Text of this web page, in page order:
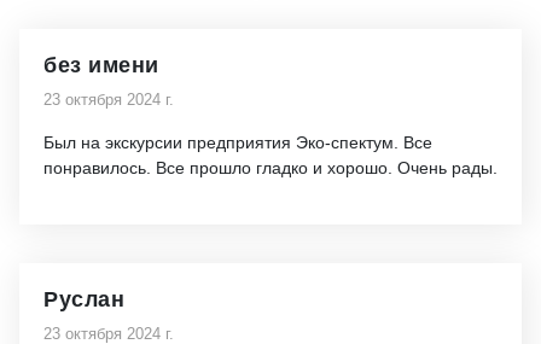
без имени
23 октября 2024 г.
Был на экскурсии предприятия Эко-спектум. Все
понравилось. Все прошло гладко и хорошо. Очень рады.
Руслан
23 октября 2024 г.